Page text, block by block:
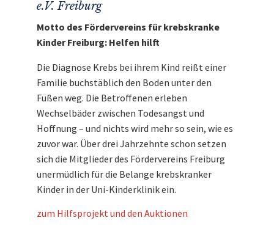
Erlös der Auktion „Wetten mit Elstner: VIP
beim Galopprennen Baden-Baden“ leiten wir
direkt, ohne einen Cent Abzug, an die
Kinderkrebsklinik Freiburg
weiter.
e.V. Freiburg
Motto des Fördervereins für krebskranke
Kinder Freiburg: Helfen hilft
Die Diagnose Krebs bei ihrem Kind reißt einer
Familie buchstäblich den Boden unter den
Füßen weg. Die Betroffenen erleben
Wechselbäder zwischen Todesangst und
Hoffnung – und nichts wird mehr so sein, wie es
zuvor war. Über drei Jahrzehnte schon setzen
sich die Mitglieder des Fördervereins Freiburg
unermüdlich für die Belange krebskranker
Kinder in der Uni-Kinderklinik ein.
zum Hilfsprojekt und den Auktionen